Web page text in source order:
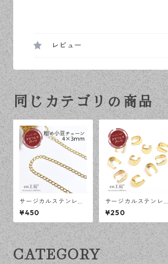
レビュー
同じカテゴリの商品
サージカルステンレス
荒め小豆チェーン 4×3
ｍｍ ゴールド 50cm
アジャスターチェーン
アレルギー対応 ハンド
メイド資材 【en工
房】
¥450
サージカルステンレス
7×4ｍｍ バチカン ゴ
ールド 10個 アレルギ
ー対応 アクセサリー
ーツ ハンドメイド資
【en工房】
¥250
CATEGORY